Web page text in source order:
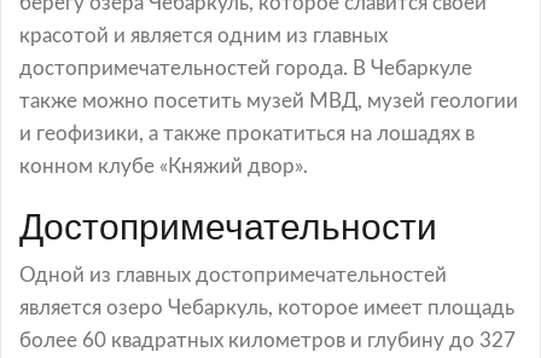
красотой и является одним из главных
достопримечательностей города. В Чебаркуле
также можно посетить музей МВД, музей геологии
и геофизики, а также прокатиться на лошадях в
конном клубе «Княжий двор».
Достопримечательности
Одной из главных достопримечательностей
является озеро Чебаркуль, которое имеет площадь
более 60 квадратных километров и глубину до 327